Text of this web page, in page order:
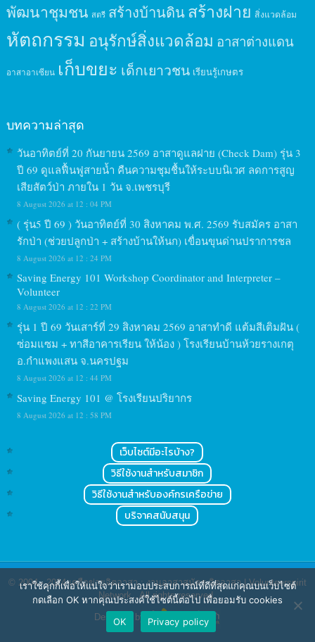
พัฒนาชุมชน สตรี สร้างบ้านดินสร้างฝาย สิ่งแวดล้อม
หัตถกรรม อนุรักษ์สิ่งแวดล้อม อาสาต่างแดน
อาสาอาเซียน เก็บขยะ เด็กเยาวชน เรียนรู้เกษตร
บทความล่าสุด
วันอาทิตย์ที่ 20 กันยายน 2569 อาสาดูแลฝาย (Check Dam) รุ่น 3
ปี 69 ดูแลฟื้นฟูสายน้ำ คืนความชุมชื้นให้ระบบนิเวศ ลดการสูญ
เสียสัตว์ป่า ภายใน 1 วัน จ.เพชรบุรี
8 August 2026 at 12 : 04 PM
( รุ่น5 ปี 69 ) วันอาทิตย์ที่ 30 สิงหาคม พ.ศ. 2569 รับสมัคร อาสา
รักป่า (ช่วยปลูกป่า + สร้างบ้านให้นก) เขื่อนขุนด่านปราการชล
8 August 2026 at 12 : 24 PM
Saving Energy 101 Workshop Coordinator and Interpreter –
Volunteer
8 August 2026 at 12 : 22 PM
รุ่น 1 ปี 69 วันเสาร์ที่ 29 สิงหาคม 2569 อาสาทำดี แต้มสีเติมฝัน (
ซ่อมแซม + ทาสีอาคารเรียน ให้น้อง ) โรงเรียนบ้านห้วยรางเกตุ
อ.กำแพงแสน จ.นครปฐม
8 August 2026 at 12 : 44 PM
Saving Energy 101 @ โรงเรียนปริยากร
8 August 2026 at 12 : 58 PM
เว็บไซต์มีอะไรบ้าง?
วิธีใช้งานสำหรับสมาชิก
วิธีใช้งานสำหรับองค์กรเครือข่าย
บริจาคสนับสนุน
© 2004 - 2024เครือข่ายจิตอาสา : งานอาสาสมัคร จิตอาสา | Volunteerspirit
Network. All rights reserved.
Designed by
เราใช้คุกกี้เพื่อให้แน่ใจว่าเรามอบประสบการณ์ที่ดีที่สุดแก่คุณบนเว็บไซต์
กดเลือก OK หากคุณประสงค์ใช้ไซต์นี้ต่อไป เพื่อยอมรับ cookies
OK
Privacy policy